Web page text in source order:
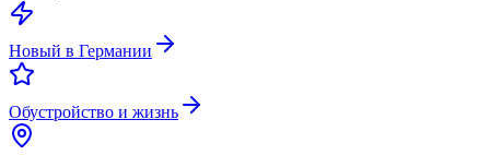
Новый в Германии
Обустройство и жизнь